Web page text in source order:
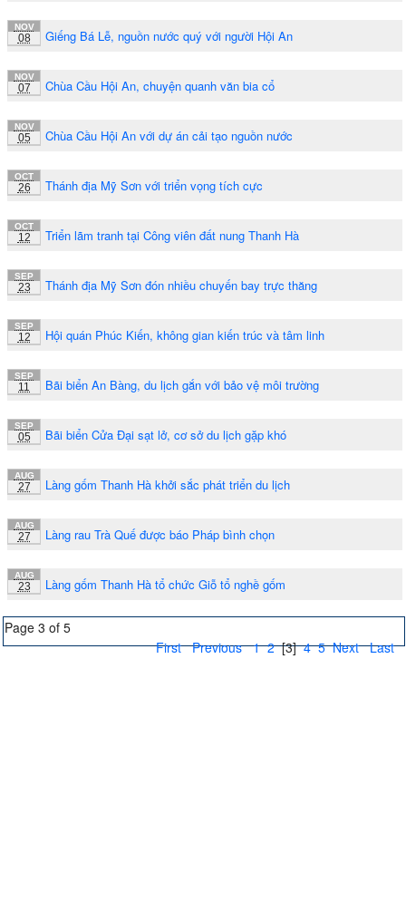
NOV
08 Giếng Bá Lễ, nguồn nước quý với người Hội An
NOV
07 Chùa Cầu Hội An, chuyện quanh văn bia cổ
NOV
05 Chùa Cầu Hội An với dự án cải tạo nguồn nước
OCT
26 Thánh địa Mỹ Sơn với triển vọng tích cực
OCT
12 Triển lãm tranh tại Công viên đất nung Thanh Hà
SEP
23 Thánh địa Mỹ Sơn đón nhiều chuyến bay trực thăng
SEP
12 Hội quán Phúc Kiến, không gian kiến trúc và tâm linh
SEP
11 Bãi biển An Bàng, du lịch gắn với bảo vệ môi trường
SEP
05 Bãi biển Cửa Đại sạt lở, cơ sở du lịch gặp khó
AUG
27 Làng gốm Thanh Hà khởi sắc phát triển du lịch
AUG
27 Làng rau Trà Quế được báo Pháp bình chọn
AUG
23 Làng gốm Thanh Hà tổ chức Giỗ tổ nghề gốm
Page 3 of 5
First Previous 1 2 [3] 4 5 Next Last